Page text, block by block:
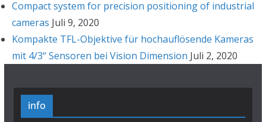
Compact system for precision positioning of industrial
cameras Juli 9, 2020
Kompakte TFL-Objektive für hochauflösende Kameras
mit 4/3“ Sensoren bei Vision Dimension Juli 2, 2020
info